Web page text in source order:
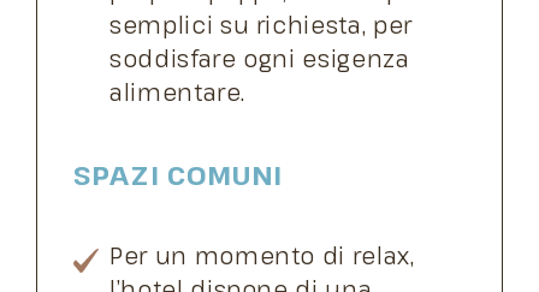
semplici su richiesta, per
soddisfare ogni esigenza
alimentare.
SPAZI COMUNI
Per un momento di relax,